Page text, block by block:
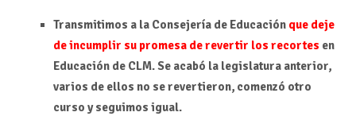
Transmitimos a la Consejería de Educación que deje
de incumplir su promesa de revertir los recortes en
Educación de CLM. Se acabó la legislatura anterior,
varios de ellos no se revertieron, comenzó otro
curso y seguimos igual.